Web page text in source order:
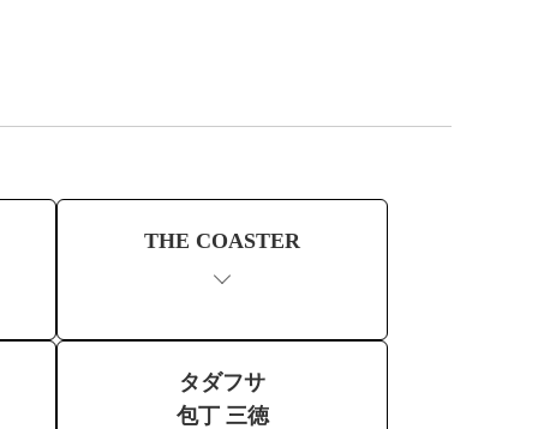
THE COASTER
タダフサ
包丁 三徳